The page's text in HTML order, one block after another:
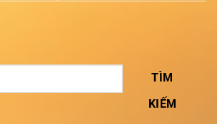
TÌM
KIẾM